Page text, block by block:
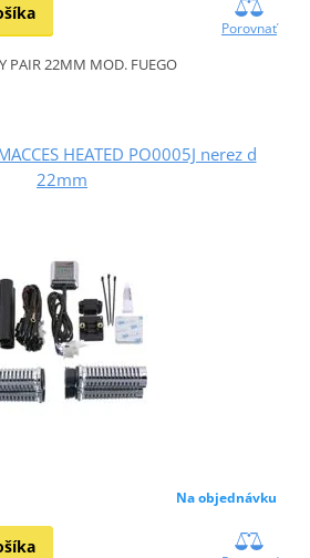
Porovnať
PAIR 22MM MOD. FUEGO
HEATED PO0005J nerez d
22mm
Na objednávku